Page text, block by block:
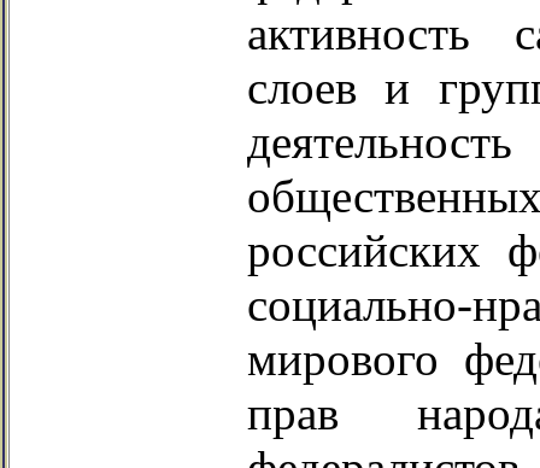
активность
слоев и
российских
мирового
прав